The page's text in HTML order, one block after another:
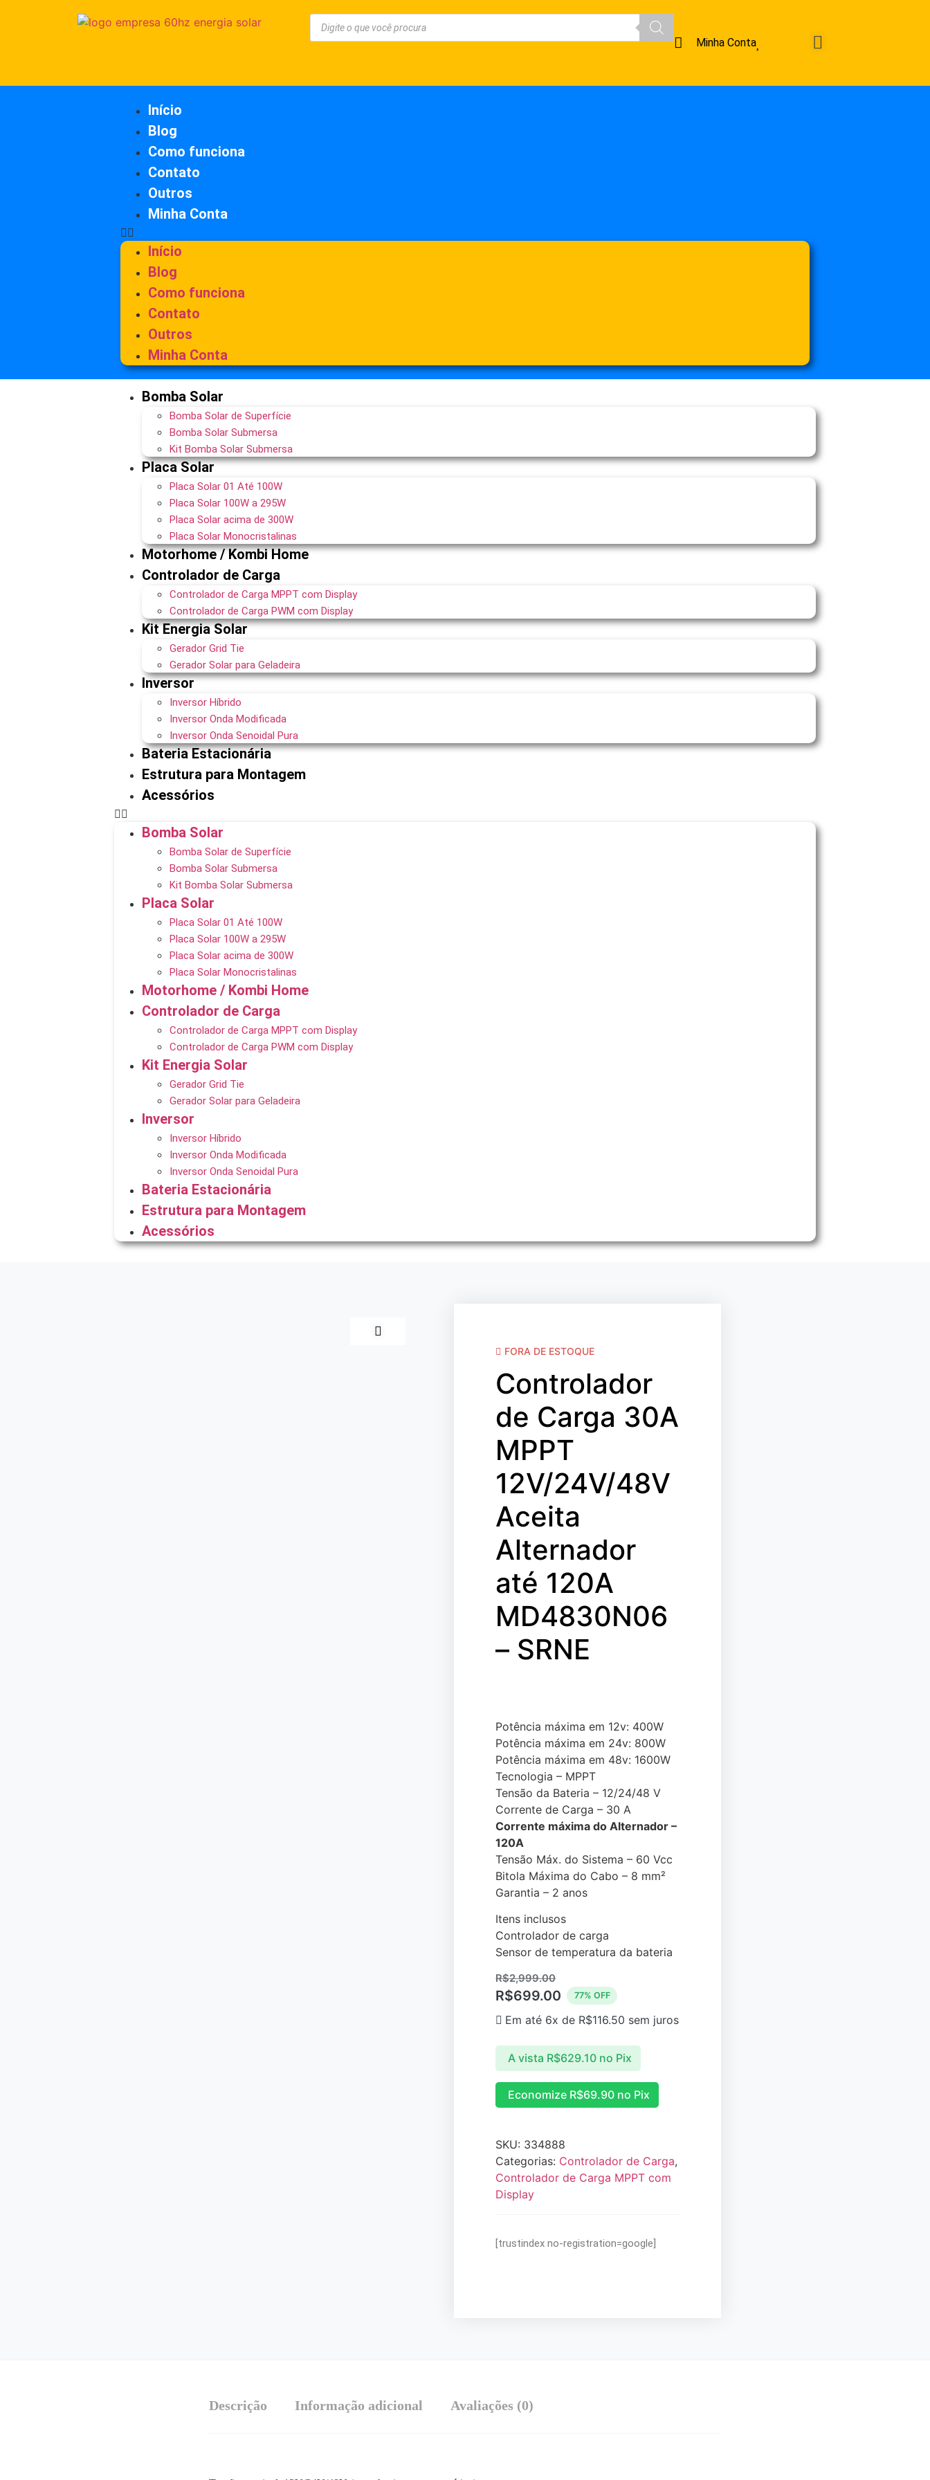
Minha Conta
Início
Blog
Como funciona
Contato
Outros
Minha Conta
Início
Blog
Como funciona
Contato
Outros
Minha Conta
Bomba Solar
Bomba Solar de Superfície
Bomba Solar Submersa
Kit Bomba Solar Submersa
Placa Solar
Placa Solar 01 Até 100W
Placa Solar 100W a 295W
Placa Solar acima de 300W
Placa Solar Monocristalinas
Motorhome / Kombi Home
Controlador de Carga
Controlador de Carga MPPT com Display
Controlador de Carga PWM com Display
Kit Energia Solar
Gerador Grid Tie
Gerador Solar para Geladeira
Inversor
Inversor Híbrido
Inversor Onda Modificada
Inversor Onda Senoidal Pura
Bateria Estacionária
Estrutura para Montagem
Acessórios
Bomba Solar
Bomba Solar de Superfície
Bomba Solar Submersa
Kit Bomba Solar Submersa
Placa Solar
Placa Solar 01 Até 100W
Placa Solar 100W a 295W
Placa Solar acima de 300W
Placa Solar Monocristalinas
Motorhome / Kombi Home
Controlador de Carga
Controlador de Carga MPPT com Display
Controlador de Carga PWM com Display
Kit Energia Solar
Gerador Grid Tie
Gerador Solar para Geladeira
Inversor
Inversor Híbrido
Inversor Onda Modificada
Inversor Onda Senoidal Pura
Bateria Estacionária
Estrutura para Montagem
Acessórios
FORA DE ESTOQUE
Controlador
de Carga 30A
MPPT
12V/24V/48V
Aceita
Alternador
até 120A
MD4830N06
– SRNE
Potência máxima em 12v: 400W
Potência máxima em 24v: 800W
Potência máxima em 48v: 1600W
Tecnologia – MPPT
Tensão da Bateria – 12/24/48 V
Corrente de Carga – 30 A
Corrente máxima do Alternador –
120A
Tensão Máx. do Sistema – 60 Vcc
Bitola Máxima do Cabo – 8 mm²
Garantia – 2 anos
Itens inclusos
Controlador de carga
Sensor de temperatura da bateria
R$2,999.00
R$699.00 77% OFF
Em até 6x de R$116.50 sem juros
A vista R$629.10 no Pix
Economize R$69.90no Pix
SKU: 334888
Categorias: Controlador de Carga,
Controlador de Carga MPPT com
Display
[trustindex no-registration=google]
Descrição Informação adicional Avaliações (0)